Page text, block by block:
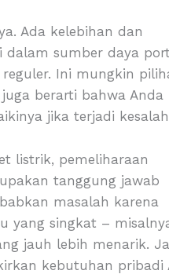
Ada kelebihan dan
dalam sumber daya
Ini mungkin
berarti bahwa Anda
jika terjadi
listrik, pemeliharaan
tanggung jawab
masalah karena
yang singkat –
jauh lebih menarik.
kebutuhan pribadi